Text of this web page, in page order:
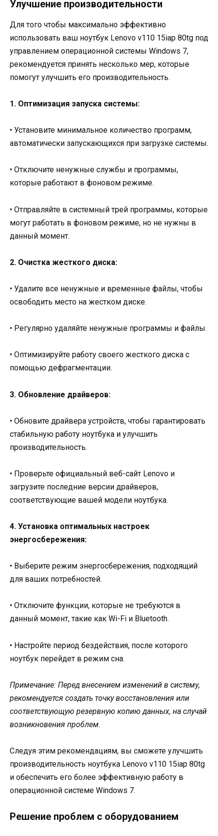
Улучшение производительности
Для того чтобы максимально эффективно
использовать ваш ноутбук Lenovo v110 15iap 80tg под
управлением операционной системы Windows 7,
рекомендуется принять несколько мер, которые
помогут улучшить его производительность.
1. Оптимизация запуска системы:
• Установите минимальное количество программ,
автоматически запускающихся при загрузке системы.
• Отключите ненужные службы и программы,
которые работают в фоновом режиме.
• Отправляйте в системный трей программы, которые
могут работать в фоновом режиме, но не нужны в
данный момент.
2. Очистка жесткого диска:
• Удалите все ненужные и временные файлы, чтобы
освободить место на жестком диске.
• Регулярно удаляйте ненужные программы и файлы.
• Оптимизируйте работу своего жесткого диска с
помощью дефрагментации.
3. Обновление драйверов:
• Обновите драйвера устройств, чтобы гарантировать
стабильную работу ноутбука и улучшить
производительность.
• Проверьте официальный веб-сайт Lenovo и
загрузите последние версии драйверов,
соответствующие вашей модели ноутбука.
4. Установка оптимальных настроек
энергосбережения:
• Выберите режим энергосбережения, подходящий
для ваших потребностей.
• Отключите функции, которые не требуются в
данный момент, такие как Wi-Fi и Bluetooth.
• Настройте период бездействия, после которого
ноутбук перейдет в режим сна.
Примечание: Перед внесением изменений в систему,
рекомендуется создать точку восстановления или
соответствующую резервную копию данных, на случай
возникновения проблем.
Следуя этим рекомендациям, вы сможете улучшить
производительность ноутбука Lenovo v110 15iap 80tg
и обеспечить его более эффективную работу в
операционной системе Windows 7.
Решение проблем с оборудованием